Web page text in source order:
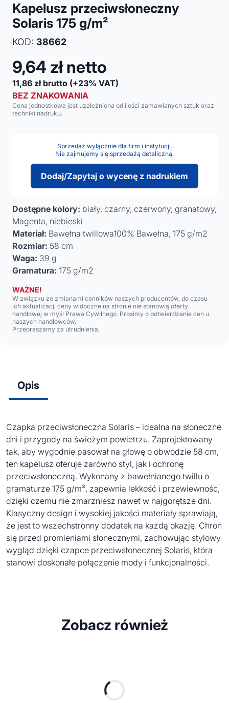
Kapelusz przeciwsłoneczny
Solaris 175 g/m²
KOD: 38662
9,64 zł netto
11,86 zł brutto (+23% VAT)
BEZ ZNAKOWANIA
Cena jednostkowa jest uzależniona od ilości zamawianych sztuk oraz
techniki nadruku.
Sprzedaż wyłącznie dla firm i instytucji.
Nie zajmujemy się sprzedażą detaliczną.
Dodaj/Zapytaj o wycenę z nadrukiem
Dostępne kolory: biały, czarny, czerwony, granatowy,
Magenta, niebieski
Materiał: Bawełna twillowa100% Bawełna, 175 g/m2
Rozmiar: 58 cm
Waga: 39 g
Gramatura: 175 g/m2
WAŻNE!
W związku ze zmianami cenników naszych producentów, do czasu
ich aktualizacji ceny widoczne na stronie nie stanowią oferty
handlowej w myśl Prawa Cywilnego. Prosimy o potwierdzenie cen u
naszych handlowców.
Przepraszamy za utrudnienia.
Opis
Czapka przeciwsłoneczna Solaris – idealna na słoneczne
dni i przygody na świeżym powietrzu. Zaprojektowany
tak, aby wygodnie pasował na głowę o obwodzie 58 cm,
ten kapelusz oferuje zarówno styl, jak i ochronę
przeciwsłoneczną. Wykonany z bawełnianego twillu o
gramaturze 175 g/m², zapewnia lekkość i przewiewność,
dzięki czemu nie zmarzniesz nawet w najgorętsze dni.
Klasyczny design i wysokiej jakości materiały sprawiają,
że jest to wszechstronny dodatek na każdą okazję. Chroń
się przed promieniami słonecznymi, zachowując stylowy
wygląd dzięki czapce przeciwsłonecznej Solaris, która
stanowi doskonałe połączenie mody i funkcjonalności.
Zobacz również